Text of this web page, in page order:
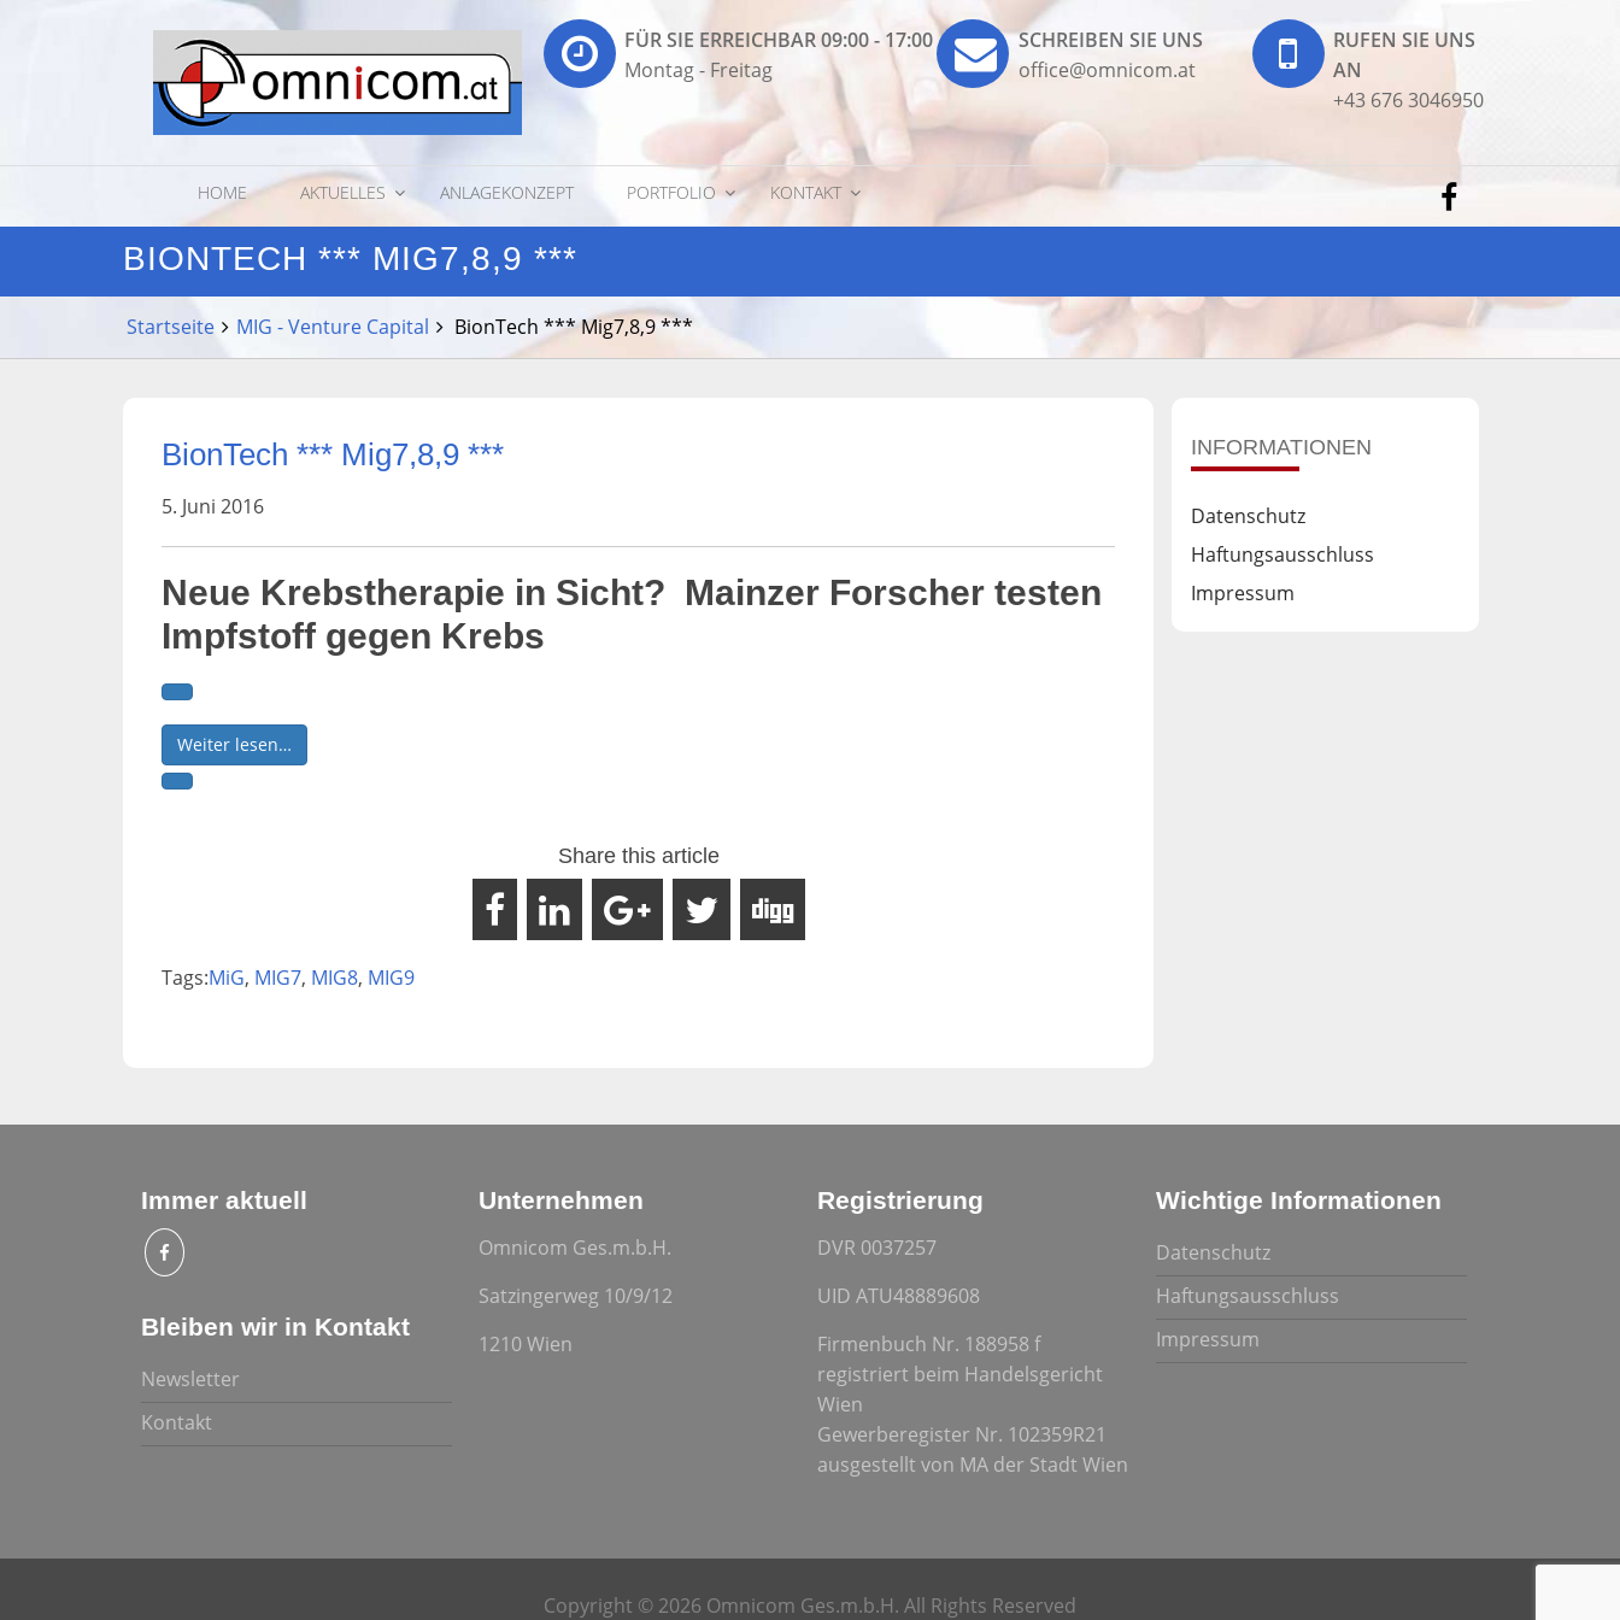
FÜR SIE ERREICHBAR 09:00 - 17:00
Montag - Freitag
SCHREIBEN SIE UNS
office@omnicom.at
RUFEN SIE UNS
AN
+43 676 3046950
HOME AKTUELLES ANLAGEKONZEPT PORTFOLIO KONTAKT
BIONTECH *** MIG7,8,9 ***
Startseite MIG - Venture Capital BionTech *** Mig7,8,9 ***
BionTech *** Mig7,8,9 ***
5. Juni 2016
Neue Krebstherapie in Sicht? Mainzer Forscher testen
Impfstoff gegen Krebs
Weiter lesen…
Share this article
Tags:MiG, MIG7, MIG8, MIG9
INFORMATIONEN
Datenschutz
Haftungsausschluss
Impressum
Immer aktuell
Bleiben wir in Kontakt
Newsletter
Kontakt
Unternehmen
Omnicom Ges.m.b.H.
Satzingerweg 10/9/12
1210 Wien
Registrierung
DVR 0037257
UID ATU48889608
Firmenbuch Nr. 188958 f
registriert beim Handelsgericht
Wien
Gewerberegister Nr. 102359R21
ausgestellt von MA der Stadt Wien
Wichtige Informationen
Datenschutz
Haftungsausschluss
Impressum
Copyright © 2026 Omnicom Ges.m.b.H. All Rights Reserved